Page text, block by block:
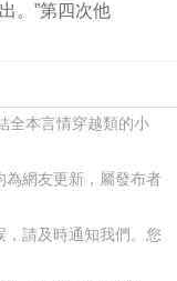
。”第四次他
全本言情穿越類的小
為網友更新，屬發布者
，請及時通知我們。您